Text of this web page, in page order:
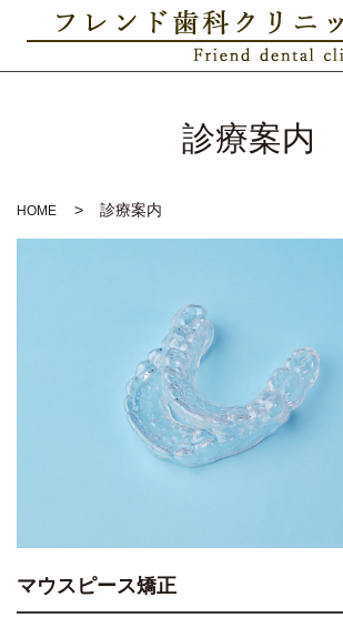
診療案内
HOME 診療案内
マウスピース矯正